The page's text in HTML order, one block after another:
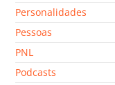
Personalidades
Pessoas
PNL
Podcasts